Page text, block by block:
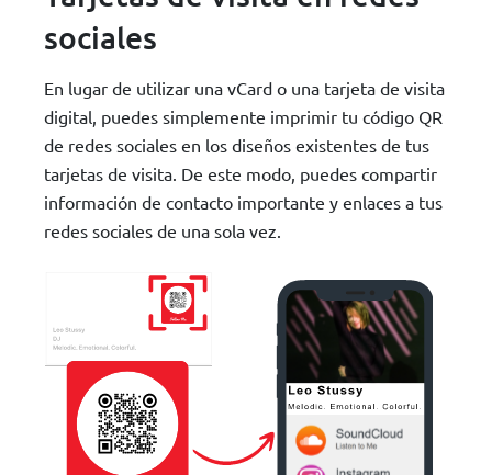
sociales
En lugar de utilizar una vCard o una tarjeta de visita
digital, puedes simplemente imprimir tu código QR
de redes sociales en los diseños existentes de tus
tarjetas de visita. De este modo, puedes compartir
información de contacto importante y enlaces a tus
redes sociales de una sola vez.